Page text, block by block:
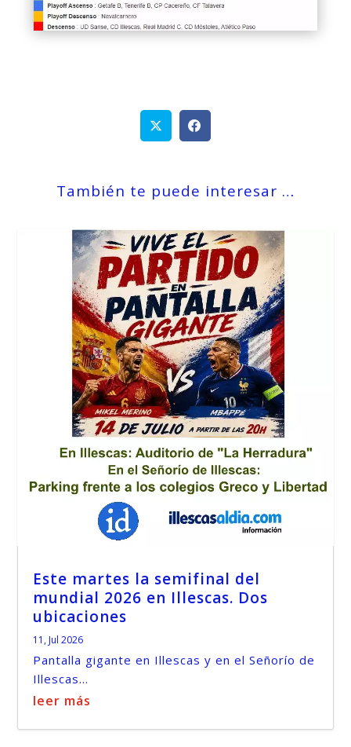
También te puede interesar …
Este martes la semifinal del
mundial 2026 en Illescas. Dos
ubicaciones
11, Jul 2026
Pantalla gigante en Illescas y en el Señorío de
Illescas...
leer más